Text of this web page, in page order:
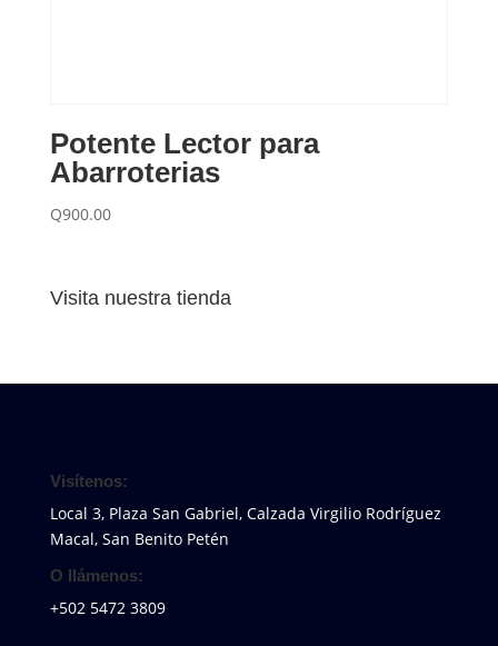
Potente Lector para
Abarroterias
Q900.00
Visita nuestra tienda
Visítenos:
Local 3, Plaza San Gabriel, Calzada Virgilio Rodríguez
Macal, San Benito Petén
O llámenos:
+502 5472 3809